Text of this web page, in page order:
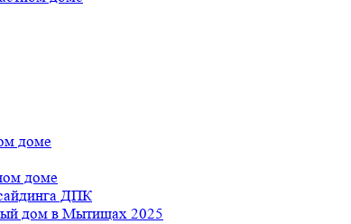
доме
доме
ДПК
дом в Мытищах 2025